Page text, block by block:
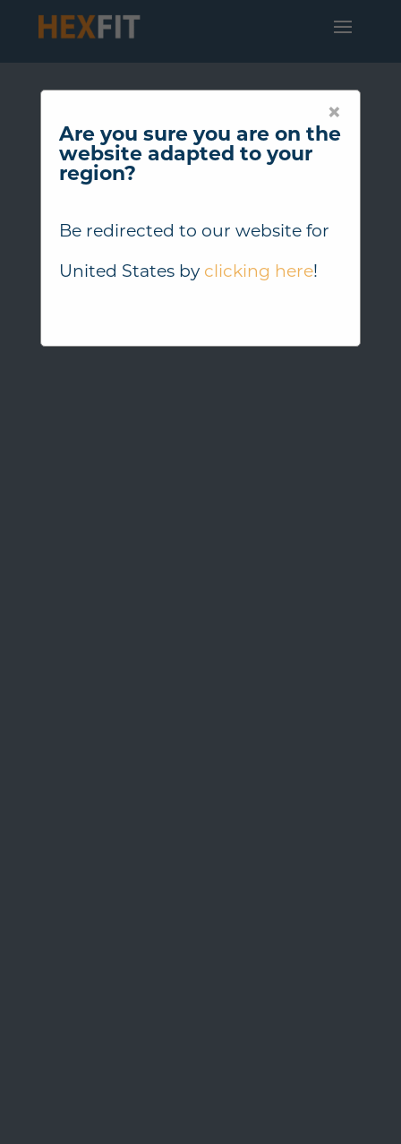
×
Are you sure you are on the
website adapted to your
region?
Be redirected to our website for
United Statesby clicking here!